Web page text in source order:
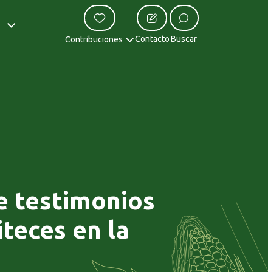
Contribuciones Contacto Buscar
testimonios
en la